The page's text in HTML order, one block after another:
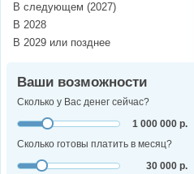
В следующем (2027)
В 2028
В 2029 или позднее
Ваши возможности
Сколько у Вас денег сейчас?
1 000 000 р.
Сколько готовы платить в месяц?
30 000 р.